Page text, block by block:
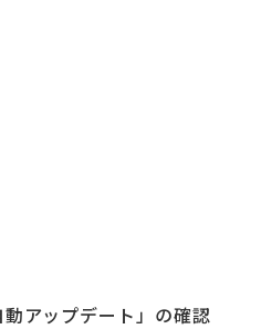
アップデート」の確認